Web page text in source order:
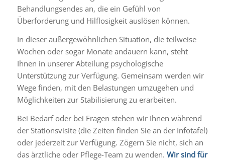
Behandlungsendes an, die ein Gefühl von
Überforderung und Hilflosigkeit auslösen können.
In dieser außergewöhnlichen Situation, die teilweise
Wochen oder sogar Monate andauern kann, steht
Ihnen in unserer Abteilung psychologische
Unterstützung zur Verfügung. Gemeinsam werden wir
Wege finden, mit den Belastungen umzugehen und
Möglichkeiten zur Stabilisierung zu erarbeiten.
Bei Bedarf oder bei Fragen stehen wir Ihnen während
der Stationsvisite (die Zeiten finden Sie an der Infotafel)
oder jederzeit zur Verfügung. Zögern Sie nicht, sich an
das ärztliche oder Pflege-Team zu wenden. Wir sind für